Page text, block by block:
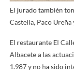
El jurado también
Castella, Paco Ureña
El restaurante El
Albacete a las
1.987 y no ha sido